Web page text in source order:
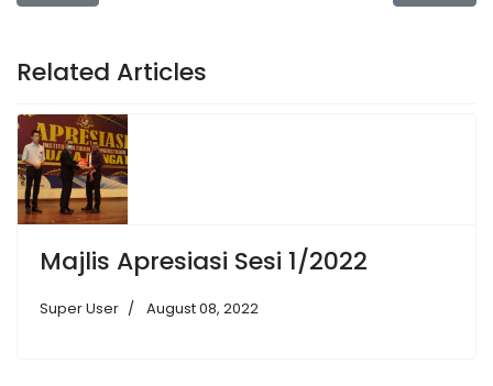
Related Articles
Majlis Apresiasi Sesi 1/2022
Super User August 08, 2022